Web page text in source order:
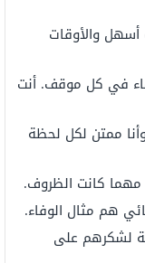
أسهل والأوقات
في كل موقف. أنت
ممتن لكل لحظة
مهما كانت الظروف.
هم مثال الوفاء.
لشكرهم على